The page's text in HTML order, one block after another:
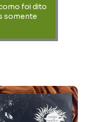
foi dito
somente